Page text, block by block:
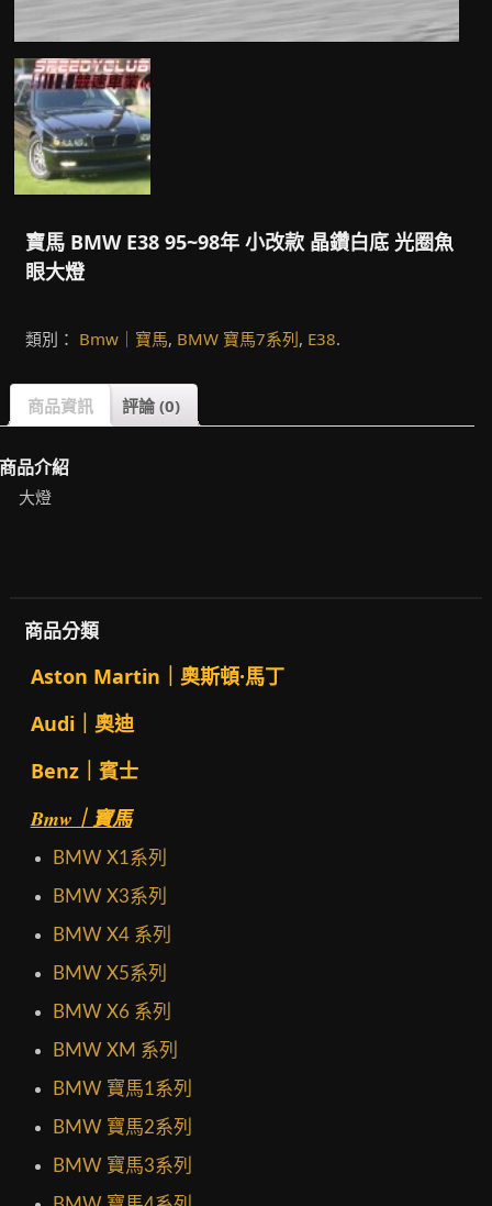
寶馬 BMW E38 95~98年 小改款 晶鑽白底 光圈魚
眼大燈
類別： Bmw｜寶馬, BMW 寶馬7系列, E38.
商品資訊 評論 (0)
品介紹
大燈
商品分類
Aston Martin｜奧斯頓·馬丁
Audi｜奧迪
Benz｜賓士
Bmw｜寶馬
BMW X1系列
BMW X3系列
BMW X4 系列
BMW X5系列
BMW X6 系列
BMW XM 系列
BMW 寶馬1系列
BMW 寶馬2系列
BMW 寶馬3系列